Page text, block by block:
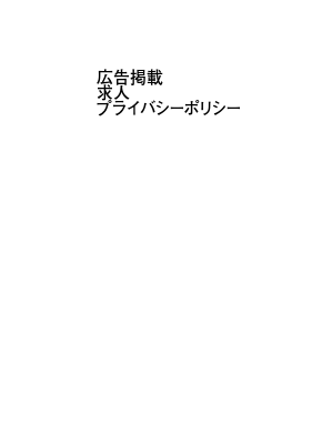
広告掲載
求人
プライバシーポリシー